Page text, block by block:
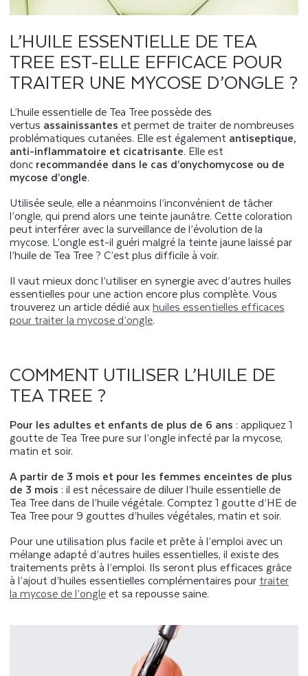
L’HUILE ESSENTIELLE DE TEA
TREE EST-ELLE EFFICACE POUR
TRAITER UNE MYCOSE D’ONGLE ?
L’huile essentielle de Tea Tree possède des
vertus assainissantes et permet de traiter de nombreuses
problématiques cutanées. Elle est également antiseptique,
anti-inflammatoire et cicatrisante. Elle est
donc recommandée dans le cas d’onychomycose ou de
mycose d’ongle.
Utilisée seule, elle a néanmoins l’inconvénient de tâcher
l’ongle, qui prend alors une teinte jaunâtre. Cette coloration
peut interférer avec la surveillance de l’évolution de la
mycose. L’ongle est-il guéri malgré la teinte jaune laissé par
l’huile de Tea Tree ? C’est plus difficile à voir.
Il vaut mieux donc l’utiliser en synergie avec d’autres huiles
essentielles pour une action encore plus complète. Vous
trouverez un article dédié auxhuiles essentielles efficaces
pour traiter la mycose d’ongle.
COMMENT UTILISER L’HUILE DE
TEA TREE ?
Pour les adultes et enfants de plus de 6 ans : appliquez 1
goutte de Tea Tree pure sur l’ongle infecté par la mycose,
matin et soir.
A partir de 3 mois et pour les femmes enceintes de plus
de 3 mois : il est nécessaire de diluer l’huile essentielle de
Tea Tree dans de l’huile végétale. Comptez 1 goutte d’HE de
Tea Tree pour 9 gouttes d’huiles végétales, matin et soir.
Pour une utilisation plus facile et prête à l’emploi avec un
mélange adapté d’autres huiles essentielles, il existe des
traitements prêts à l’emploi. Ils seront plus efficaces grâce
à l’ajout d’huiles essentielles complémentaires pour traiter
la mycose de l’ongleet sa repousse saine.